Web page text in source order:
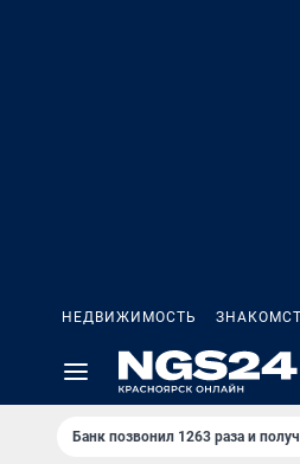
НЕДВИЖИМОСТЬ
Банк позвонил 1263 раза и